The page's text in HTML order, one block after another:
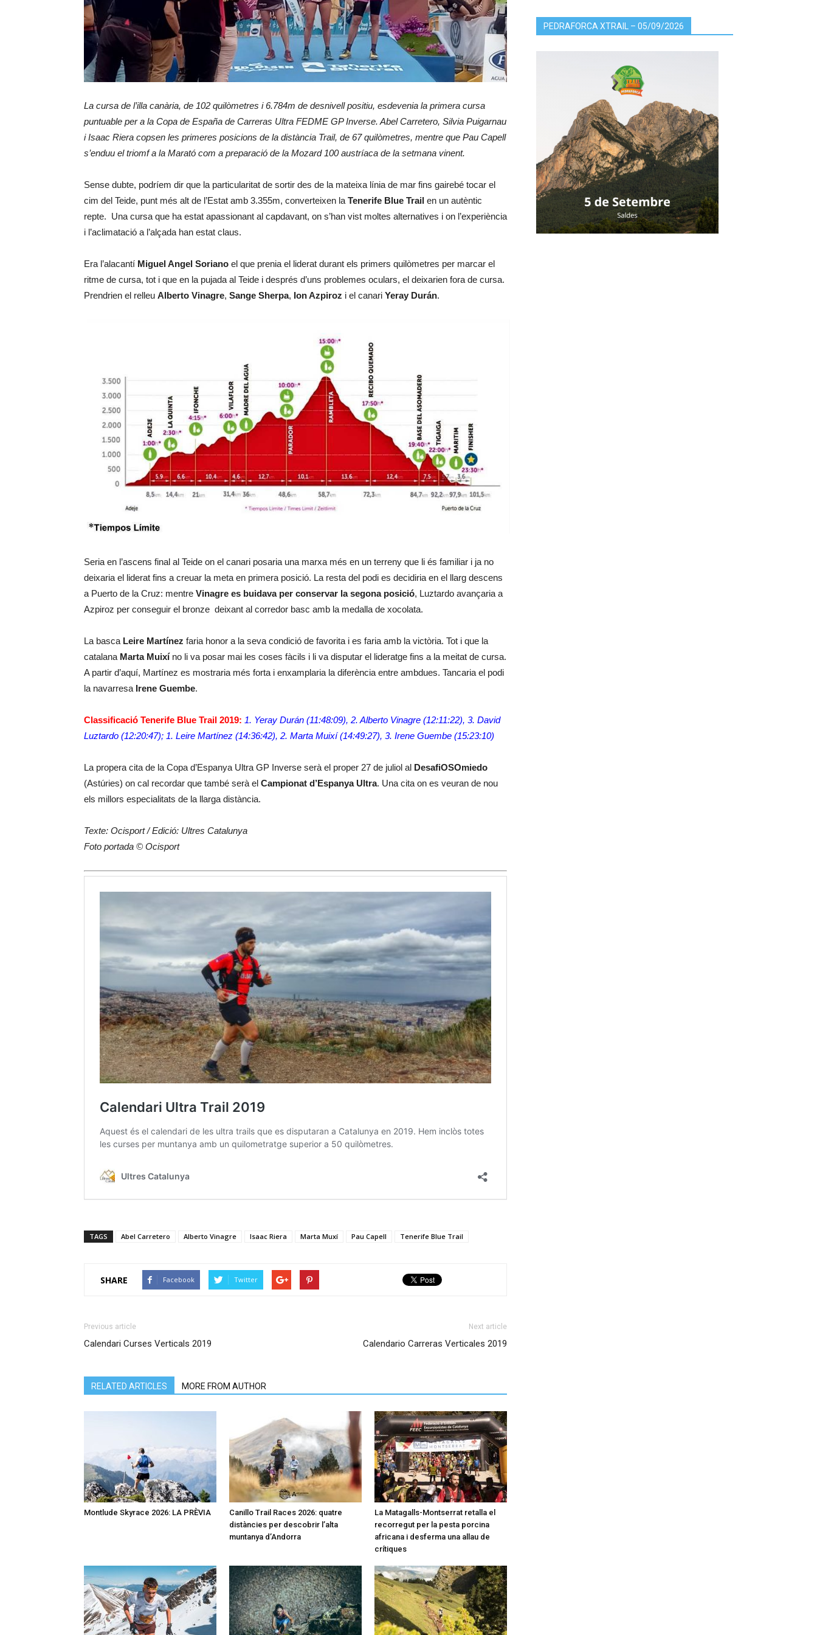
La cursa de l’illa canària, de 102 quilòmetres i 6.784m de desnivell positiu, esdevenia la primera cursa
puntuable per a la Copa de España de Carreras Ultra FEDME GP Inverse. Abel Carretero, Silvia Puigarnau
i Isaac Riera copsen les primeres posicions de la distància Trail, de 67 quilòmetres, mentre que Pau Capell
s’enduu el triomf a la Marató com a preparació de la Mozard 100 austríaca de la setmana vinent.
Sense dubte, podríem dir que la particularitat de sortir des de la mateixa línia de mar fins gairebé tocar el
cim del Teide, punt més alt de l’Estat amb 3.355m, converteixen la Tenerife Blue Trail en un autèntic
repte. Una cursa que ha estat apassionant al capdavant, on s’han vist moltes alternatives i on l’experiència
i l’aclimatació a l’alçada han estat claus.
Era l’alacantí Miguel Angel Soriano el que prenia el liderat durant els primers quilòmetres per marcar el
ritme de cursa, tot i que en la pujada al Teide i després d’uns problemes oculars, el deixarien fora de cursa.
Prendrien el relleu Alberto Vinagre, Sange Sherpa, Ion Azpiroz i el canari Yeray Durán.
Seria en l’ascens final al Teide on el canari posaria una marxa més en un terreny que li és familiar i ja no
deixaria el liderat fins a creuar la meta en primera posició. La resta del podi es decidiria en el llarg descens
a Puerto de la Cruz: mentre Vinagre es buidava per conservar la segona posició, Luztardo avançaria a
Azpiroz per conseguir el bronze deixant al corredor basc amb la medalla de xocolata.
La basca Leire Martínez faria honor a la seva condició de favorita i es faria amb la victòria. Tot i que la
catalana Marta Muixíno li va posar mai les coses fàcils i li va disputar el lideratge fins a la meitat de cursa.
A partir d’aquí, Martínez es mostraria més forta i enxamplaria la diferència entre ambdues. Tancaria el podi
la navarresa Irene Guembe.
Classificació Tenerife Blue Trail 2019: 1. Yeray Durán (11:48:09), 2. Alberto Vinagre (12:11:22), 3. David
Luztardo (12:20:47); 1. Leire Martínez (14:36:42), 2. Marta Muixí (14:49:27), 3. Irene Guembe (15:23:10)
La propera cita de la Copa d’Espanya Ultra GP Inverse serà el proper 27 de juliol al DesafiOSOmiedo
(Astúries) on cal recordar que també serà el Campionat d’Espanya Ultra. Una cita on es veuran de nou
els millors especialitats de la llarga distància.
Texte: Ocisport / Edició: Ultres Catalunya
Foto portada © Ocisport
TAGS Abel Carretero Alberto Vinagre Isaac Riera Marta Muxí Pau Capell Tenerife Blue Trail
SHARE Facebook Twitter
Previous article
Calendari Curses Verticals 2019
Next article
Calendario Carreras Verticales 2019
RELATED ARTICLES MORE FROM AUTHOR
Montlude Skyrace 2026: LA PRÈVIA
Canillo Trail Races 2026: quatre
distàncies per descobrir l’alta
muntanya d’Andorra
La Matagalls-Montserrat retalla el
recorregut per la pesta porcina
africana i desferma una allau de
crítiques
PEDRAFORCA XTRAIL – 05/09/2026